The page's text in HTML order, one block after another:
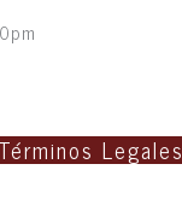
Términos Legales